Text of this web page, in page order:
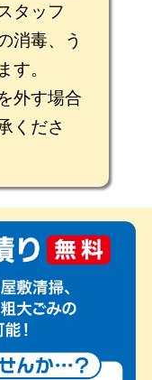
タッフ
消毒、う
す。
外す場合
くださ